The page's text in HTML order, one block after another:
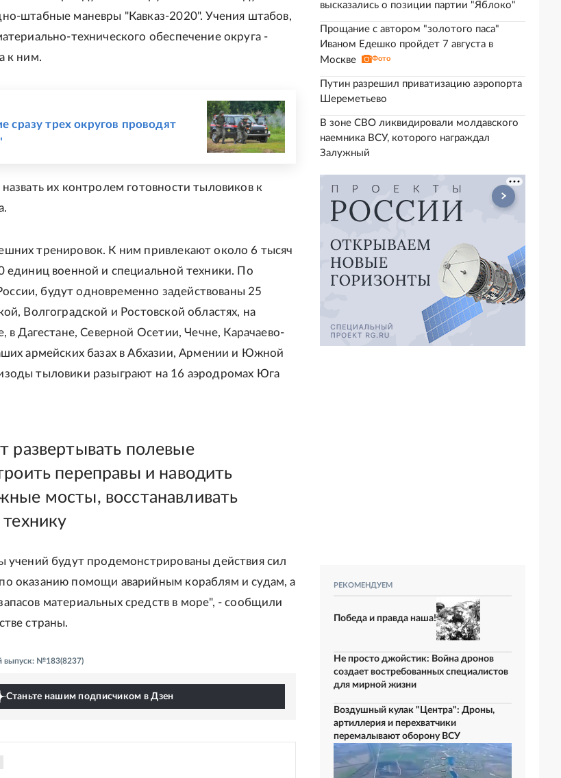
штабные маневры "Кавказ-2020". Учения штабов,
технического обеспечение округа -
к ним.
сразу трех округов проводят
их контролем готовности тыловиков к
тренировок. К ним привлекают около 6 тысяч
единиц военной и специальной техники. По
будут одновременно задействованы 25
Волгоградской и Ростовской областях, на
в Дагестане, Северной Осетии, Чечне, Карачаево-
армейских базах в Абхазии, Армении и Южной
тыловики разыграют на 16 аэродромах Юга
развертывать полевые
переправы и наводить
мосты, восстанавливать
учений будут продемонстрированы действия сил
оказанию помощи аварийным кораблям и судам, а
материальных средств в море", - сообщили
страны.
выпуск: №183(8237)
Станьте нашим подписчиком в Дзен
высказались о позиции партии "Яблоко"
Прощание с автором "золотого паса"
Иваном Едешко пройдет 7 августа в
Москве
Фото
Путин разрешил приватизацию аэропорта
Шереметьево
В зоне СВО ликвидировали молдавского
наемника ВСУ, которого награждал
Залужный
РЕКОМЕНДУЕМ
Победа и правда наша!
Не просто джойстик: Война дронов
создает востребованных специалистов
для мирной жизни
Воздушный кулак "Центра": Дроны,
артиллерия и перехватчики
перемалывают оборону ВСУ